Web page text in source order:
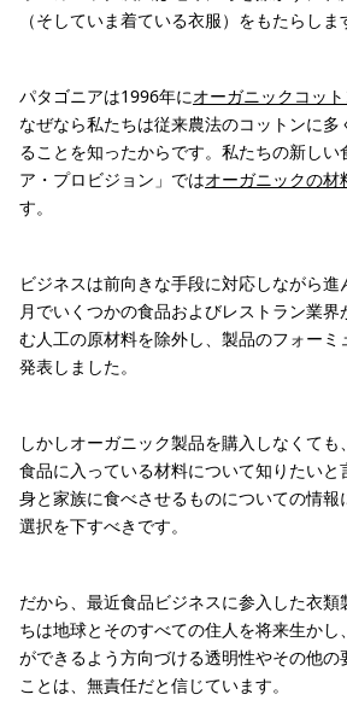
（そしていま着ている衣服）をもたらしま
パタゴニアは1996年にオーガニックコッ
なぜなら私たちは従来農法のコットンに
ることを知ったからです。私たちの新しい
ア・プロビジョン」ではオーガニックの材
す。
ビジネスは前向きな手段に対応しながら
月でいくつかの食品およびレストラン業
む人工の原材料を除外し、製品のフォーミ
発表しました。
しかしオーガニック製品を購入しなくても、
食品に入っている材料について知りたいと
身と家族に食べさせるものについての情
選択を下すべきです。
だから、最近食品ビジネスに参入した衣類
ちは地球とそのすべての住人を将来生かし
ができるよう方向づける透明性やその他
ことは、無責任だと信じています。